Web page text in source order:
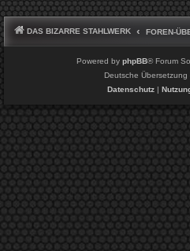
DAS BIZARRE STAHLWERK FOREN-
Powered by phpBB® Forum
Deutsche Übersetzung
Datenschutz|